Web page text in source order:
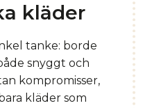
kläder
tanke: borde
snyggt och
kompromisser,
kläder som